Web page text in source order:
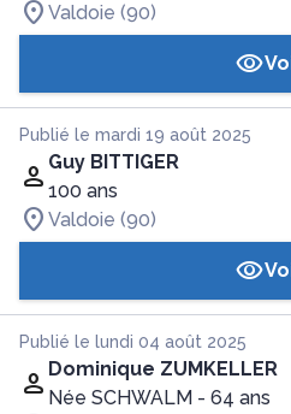
Valdoie (90)
Publié le mardi 19 août 2025
Guy BITTIGER
100 ans
Valdoie (90)
Publié le lundi 04 août 2025
Dominique ZUMKELLER
Née SCHWALM - 64 ans